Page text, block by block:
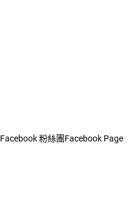
Facebook 粉絲團Facebook Page